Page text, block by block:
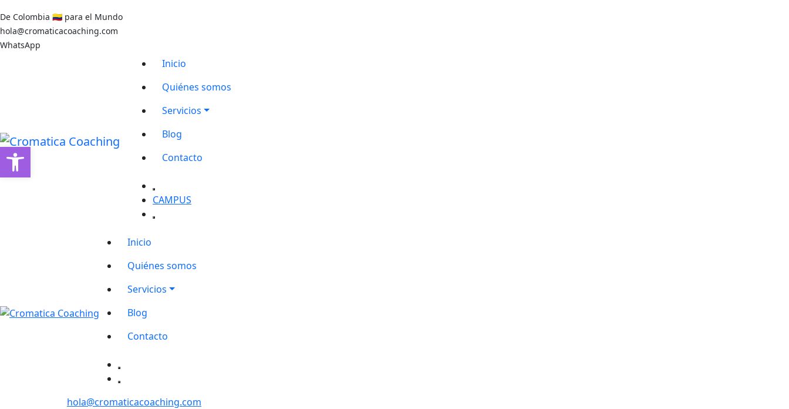
De Colombia 🇨🇴 para el Mundo
hola@cromaticacoaching.com
WhatsApp
Inicio
Quiénes somos
Servicios
Blog
Contacto
CAMPUS
Inicio
Quiénes somos
Servicios
Blog
Contacto
hola@cromaticacoaching.com
Abrir barra de herramientas